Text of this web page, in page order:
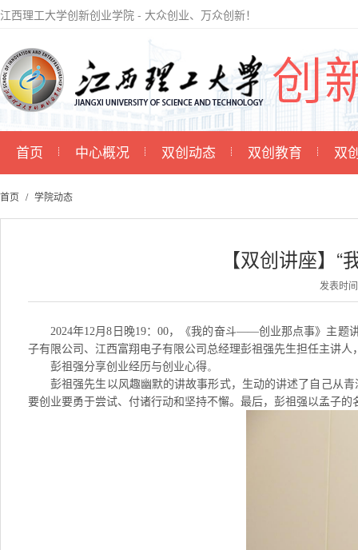
江西理工大学创新创业学院 - 大众创业、万众创新！
首页 中心概况 双创动态 双创教育 双
首页 学院动态
【双创讲座】
发表时
2024年12月8日晚19：00，《我的奋斗——创业那点事》主题
子有限公司、江西富翔电子有限公司总经理彭祖强先生担任主讲
彭祖强分享创业经历与创业心得。
彭祖强先生以风趣幽默的讲故事形式，生动的讲述了自己从
要创业要勇于尝试、付诸行动和坚持不懈。最后，彭祖强以孟子